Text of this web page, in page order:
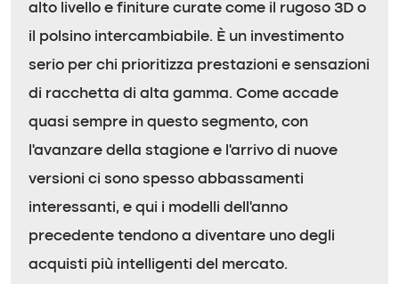
alto livello e finiture curate come il rugoso 3D o
il polsino intercambiabile. È un investimento
serio per chi prioritizza prestazioni e sensazioni
di racchetta di alta gamma. Come accade
quasi sempre in questo segmento, con
l’avanzare della stagione e l’arrivo di nuove
versioni ci sono spesso abbassamenti
interessanti, e qui i modelli dell’anno
precedente tendono a diventare uno degli
acquisti più intelligenti del mercato.